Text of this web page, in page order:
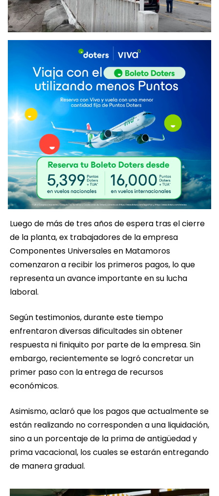
Luego de más de tres años de espera tras el cierre
de la planta, ex trabajadores de la empresa
Componentes Universales en Matamoros
comenzaron a recibir los primeros pagos, lo que
representa un avance importante en su lucha
laboral.
Según testimonios, durante este tiempo
enfrentaron diversas dificultades sin obtener
respuesta ni finiquito por parte de la empresa. Sin
embargo, recientemente se logró concretar un
primer paso con la entrega de recursos
económicos.
Asimismo, aclaró que los pagos que actualmente se
están realizando no corresponden a una liquidación,
sino a un porcentaje de la prima de antigüedad y
prima vacacional, los cuales se estarán entregando
de manera gradual.